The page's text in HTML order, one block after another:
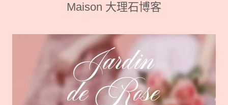
Maison 大理石博客